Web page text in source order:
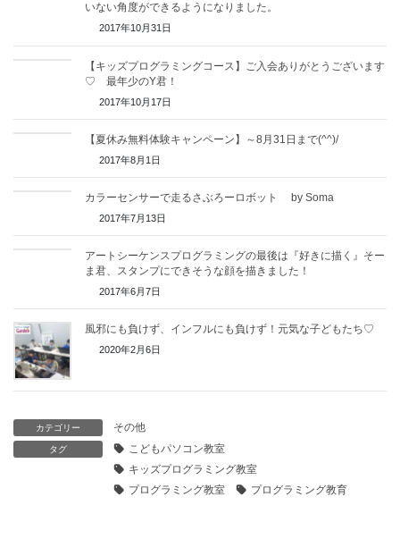
いない角度ができるようになりました。
2017年10月31日
【キッズプログラミングコース】ご入会ありがとうございます
♡ 最年少のY君！
2017年10月17日
【夏休み無料体験キャンペーン】～8月31日まで(^^)/
2017年8月1日
カラーセンサーで走るさぶろーロボット by Soma
2017年7月13日
アートシーケンスプログラミングの最後は『好きに描く』そー
ま君、スタンプにできそうな顔を描きました！
2017年6月7日
風邪にも負けず、インフルにも負けず！元気な子どもたち♡
2020年2月6日
カテゴリー その他
タグ
こどもパソコン教室
キッズプログラミング教室
プログラミング教室
プログラミング教育